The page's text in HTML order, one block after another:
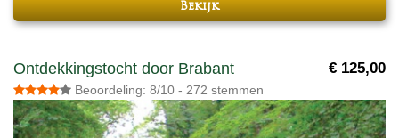
Bekijk
Ontdekkingstocht door Brabant € 125,00
Beoordeling: 8/10 - 272 stemmen